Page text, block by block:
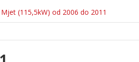
(115,5kW) od 2006 do 2011